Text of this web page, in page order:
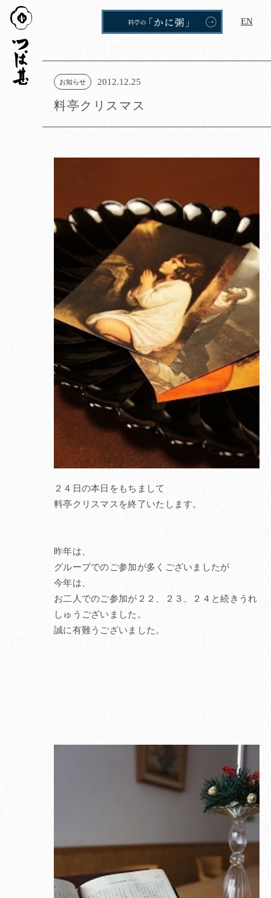
EN
つば
甚
お知らせ 2012.12.25
料亭クリスマス
２４日の本日をもちまして
料亭クリスマスを終了いたします。
昨年は、
グループでのご参加が多くございましたが
今年は、
お二人でのご参加が２２、２３、２４と続きうれ
しゅうございました。
誠に有難うございました。